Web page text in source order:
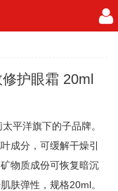
护眼霜 20ml
平洋旗下的子品牌。
成分，可缓解干燥引
物质成份可恢复暗沉
肤弹性，规格20ml。